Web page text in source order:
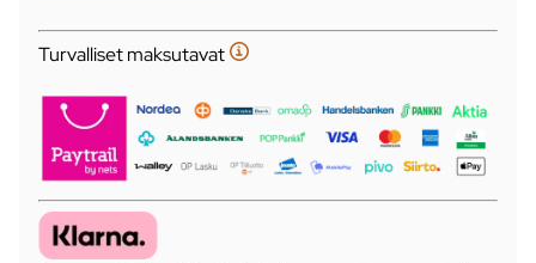
Turvalliset maksutavat